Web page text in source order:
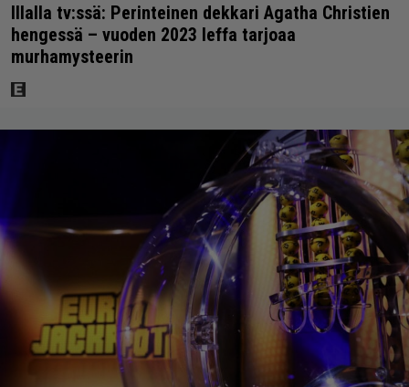
Illalla tv:ssä: Perinteinen dekkari Agatha Christien
hengessä – vuoden 2023 leffa tarjoaa
murhamysteerin